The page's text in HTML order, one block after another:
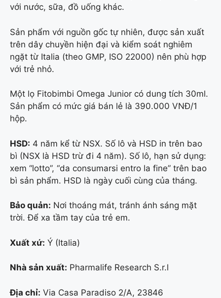
với nước, sữa, đồ uống khác.
Sản phẩm với nguồn gốc tự nhiên, được sản xuất
trên dây chuyền hiện đại và kiểm soát nghiêm
ngặt từ Italia (theo GMP, ISO 22000) nên phù hợp
với trẻ nhỏ.
Một lọ Fitobimbi Omega Junior có dung tích 30ml.
Sản phẩm có mức giá bán lẻ là 390.000 VNĐ/1
hộp.
HSD: 4 năm kể từ NSX. Số lô và HSD in trên bao
bì (NSX là HSD trừ đi 4 năm). Số lô, hạn sử dụng:
xem “lotto”, “da consumarsi entro la fine” trên bao
bì sản phẩm. HSD là ngày cuối cùng của tháng.
Bảo quản: Nơi thoáng mát, tránh ánh sáng mặt
trời. Để xa tầm tay của trẻ em.
Xuất xứ: Ý (Italia)
Nhà sản xuất: Pharmalife Research S.r.l
Địa chỉ: Via Casa Paradiso 2/A, 23846